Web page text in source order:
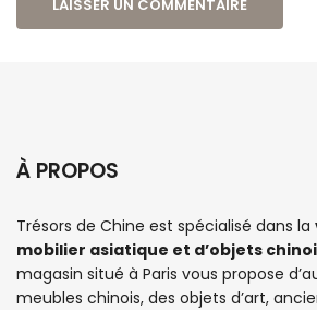
À PROPOS
Trésors de Chine est spécialisé dans la
mobilier asiatique et d’objets
magasin situé à Paris vous propose
meubles chinois, des objets d’art,